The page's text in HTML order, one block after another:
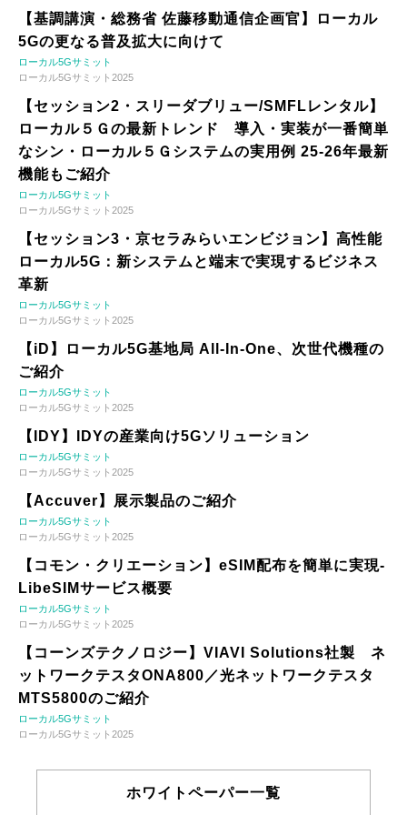
【基調講演・総務省 佐藤移動通信企画官】ローカル
5Gの更なる普及拡大に向けて
ローカル5Gサミット
ローカル5Gサミット2025
【セッション2・スリーダブリュー/SMFLレンタル】
ローカル５Ｇの最新トレンド 導入・実装が一番簡単
なシン・ローカル５Ｇシステムの実用例 25-26年最新
機能もご紹介
ローカル5Gサミット
ローカル5Gサミット2025
【セッション3・京セラみらいエンビジョン】高性能
ローカル5G：新システムと端末で実現するビジネス
革新
ローカル5Gサミット
ローカル5Gサミット2025
【iD】ローカル5G基地局 All-In-One、次世代機種の
ご紹介
ローカル5Gサミット
ローカル5Gサミット2025
【IDY】IDYの産業向け5Gソリューション
ローカル5Gサミット
ローカル5Gサミット2025
【Accuver】展示製品のご紹介
ローカル5Gサミット
ローカル5Gサミット2025
【コモン・クリエーション】eSIM配布を簡単に実現-
LibeSIMサービス概要
ローカル5Gサミット
ローカル5Gサミット2025
【コーンズテクノロジー】VIAVI Solutions社製 ネ
ットワークテスタONA800／光ネットワークテスタ
MTS5800のご紹介
ローカル5Gサミット
ローカル5Gサミット2025
ホワイトペーパー一覧